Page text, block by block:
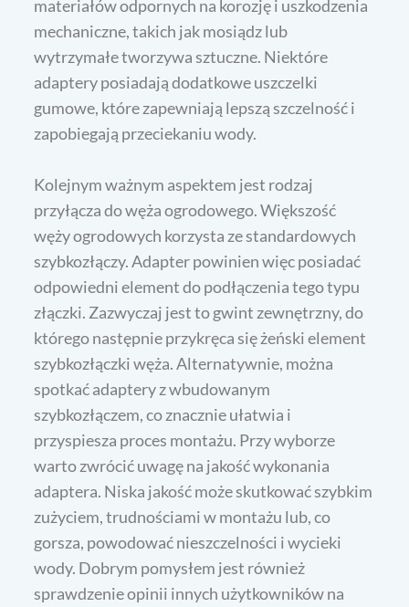
materiałów odpornych na korozję i uszkodzenia
mechaniczne, takich jak mosiądz lub
wytrzymałe tworzywa sztuczne. Niektóre
adaptery posiadają dodatkowe uszczelki
gumowe, które zapewniają lepszą szczelność i
zapobiegają przeciekaniu wody.
Kolejnym ważnym aspektem jest rodzaj
przyłącza do węża ogrodowego. Większość
węży ogrodowych korzysta ze standardowych
szybkozłączy. Adapter powinien więc posiadać
odpowiedni element do podłączenia tego typu
złączki. Zazwyczaj jest to gwint zewnętrzny, do
którego następnie przykręca się żeński element
szybkozłączki węża. Alternatywnie, można
spotkać adaptery z wbudowanym
szybkozłączem, co znacznie ułatwia i
przyspiesza proces montażu. Przy wyborze
warto zwrócić uwagę na jakość wykonania
adaptera. Niska jakość może skutkować szybkim
zużyciem, trudnościami w montażu lub, co
gorsza, powodować nieszczelności i wycieki
wody. Dobrym pomysłem jest również
sprawdzenie opinii innych użytkowników na